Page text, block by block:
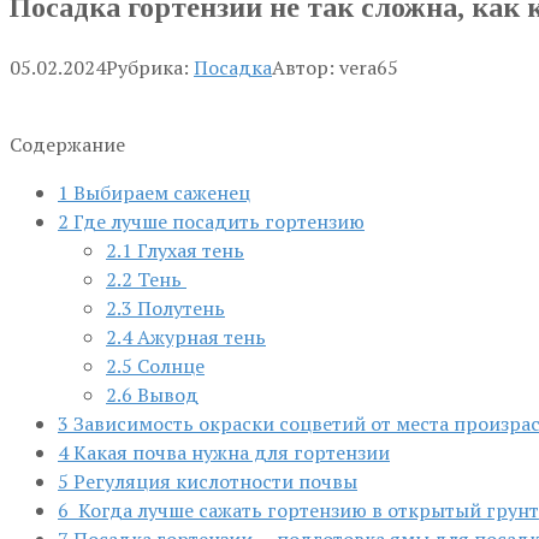
Посадка гортензии не так сложна, как
05.02.2024Рубрика: ПосадкаАвтор: vera65
Содержание
1 Выбираем саженец
2 Где лучше посадить гортензию
2.1 Глухая тень
2.2 Тень
2.3 Полутень
2.4Ажурная тень
2.5 Солнце
2.6 Вывод
3 Зависимость окраски соцветий от места
4Какая почва нужна для гортензии
5 Регуляция кислотности почвы
6 Когда лучше сажать гортензию в открытый грунт